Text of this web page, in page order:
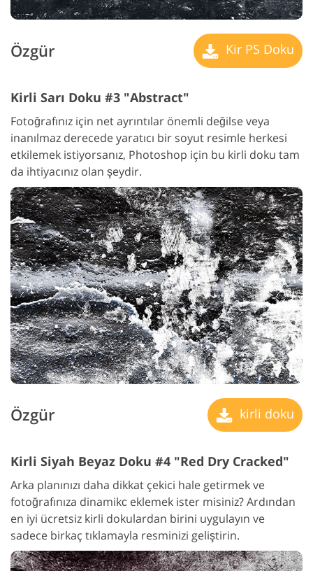
Özgür Kir PS Doku
Kirli Sarı Doku #3 "Abstract"
Fotoğrafınız için net ayrıntılar önemli değilse veya
inanılmaz derecede yaratıcı bir soyut resimle herkesi
etkilemek istiyorsanız, Photoshop için bu kirli doku tam
da ihtiyacınız olan şeydir.
Özgür kirli doku
Kirli Siyah Beyaz Doku #4 "Red Dry Cracked"
Arka planınızı daha dikkat çekici hale getirmek ve
fotoğrafınıza dinamikс eklemek ister misiniz? Ardından
en iyi ücretsiz kirli dokulardan birini uygulayın ve
sadece birkaç tıklamayla resminizi geliştirin.